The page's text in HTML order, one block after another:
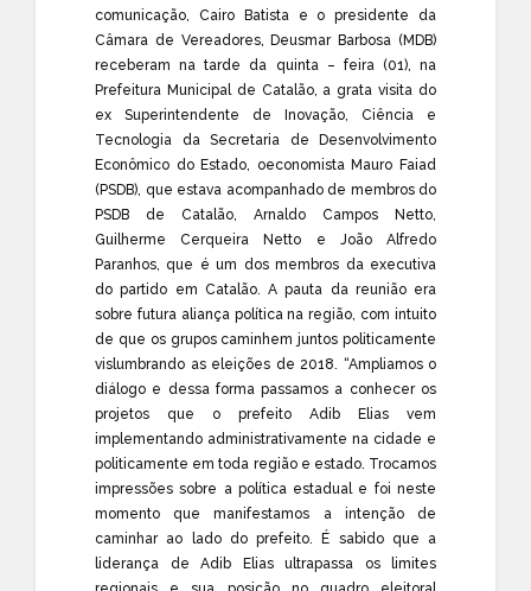
comunicação, Cairo Batista e o presidente da
Câmara de Vereadores, Deusmar Barbosa (MDB)
receberam na tarde da quinta – feira (01), na
Prefeitura Municipal de Catalão, a grata visita do
ex Superintendente de Inovação, Ciência e
Tecnologia da Secretaria de Desenvolvimento
Econômico do Estado, oeconomista Mauro Faiad
(PSDB), que estava acompanhado de membros do
PSDB de Catalão, Arnaldo Campos Netto,
Guilherme Cerqueira Netto e João Alfredo
Paranhos, que é um dos membros da executiva
do partido em Catalão. A pauta da reunião era
sobre futura aliança política na região, com intuito
de que os grupos caminhem juntos politicamente
vislumbrando as eleições de 2018. “Ampliamos o
diálogo e dessa forma passamos a conhecer os
projetos que o prefeito Adib Elias vem
implementando administrativamente na cidade e
politicamente em toda região e estado. Trocamos
impressões sobre a política estadual e foi neste
momento que manifestamos a intenção de
caminhar ao lado do prefeito. É sabido que a
liderança de Adib Elias ultrapassa os limites